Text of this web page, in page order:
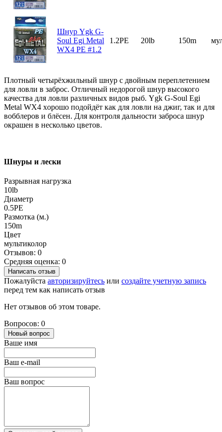
Шнур Ygk G-
Soul Egi Metal
WX4 PE #1.2
1.2PE 20lb 150m
Плотный четырёхжильный шнур с двойным переплетением
для ловли в заброс. Отличный недорогой шнур высокого
качества для ловли различных видов рыб. Ygk G-Soul Egi
Metal WX4 xорошо подойдёт как для ловли на джиг, так и для
вобблеров и блёсен. Для контроля дальности заброса шнур
окрашен в несколько цветов.
Шнуры и лески
Разрывная нагрузка
10lb
Диаметр
0.5PE
Размотка (м.)
150m
Цвет
мультиколор
Отзывов: 0
Средняя оценка: 0
Написать отзыв
Пожалуйста авторизируйтесь или создайте учетную запись
перед тем как написать отзыв
Нет отзывов об этом товаре.
Вопросов: 0
Новый вопрос
Ваше имя
Ваш e-mail
Ваш вопрос